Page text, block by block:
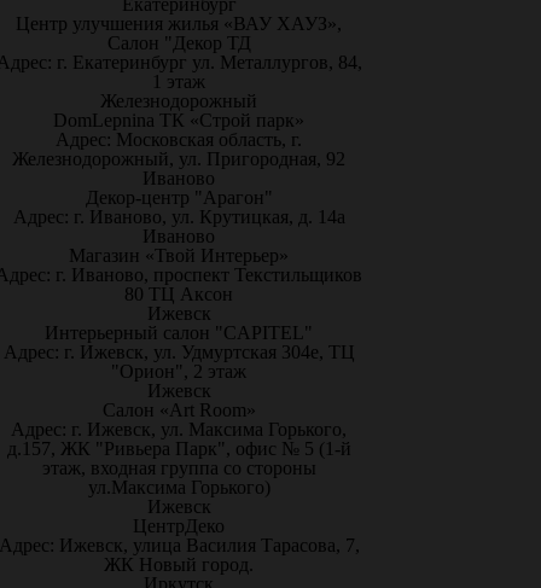
Екатеринбург
Центр улучшения жилья «ВАУ ХАУЗ»,
Салон "Декор ТД
г. Екатеринбург ул. Металлургов, 84,
1 этаж
Железнодорожный
DomLepnina ТК «Строй парк»
Адрес: Московская область, г.
Железнодорожный, ул. Пригородная, 92
Иваново
Декор-центр "Арагон"
Адрес: г. Иваново, ул. Крутицкая, д. 14а
Иваново
Магазин «Твой Интерьер»
г. Иваново, проспект Текстильщиков
80 ТЦ Аксон
Ижевск
Интерьерный салон "CAPITEL"
Адрес: г. Ижевск, ул. Удмуртская 304е, ТЦ
"Орион", 2 этаж
Ижевск
Салон «Art Room»
Адрес: г. Ижевск, ул. Максима Горького,
д.157, ЖК "Ривьера Парк", офис № 5 (1-й
этаж, входная группа со стороны
ул.Максима Горького)
Ижевск
ЦентрДеко
Ижевск, улица Василия Тарасова, 7,
ЖК Новый город.
Иркутск